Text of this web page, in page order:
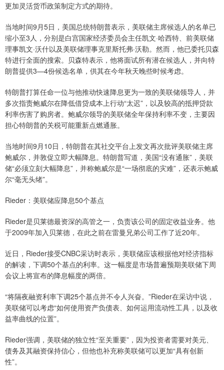
更加灵活货币政策制定方式的期待。
当地时间9月5日，美国总统特朗普表示，美联储主席候选人的名单已
缩小至3人，分别是白宫国家经济委员会主任凯文·哈西特、前美联储
理事凯文·沃什以及美联储理事克里斯托弗·沃勒。然而，他已委托贝森
特进行全面的搜索。贝森特表示，他将面试所有潜在候选人，并向特
朗普提供3—4份候选名单，供其在今年秋天晚些时候考虑。
特朗普打算任命一位与他推动快速降息更为一致的美联储领导人，并
多次指责鲍威尔在降低借贷成本上行动“太迟”，以及较高的抵押贷款
利率伤害了购房者。鲍威尔领导的美联储全年保持利率不变，主要因
担心特朗普的关税可能重新点燃通胀。
当地时间9月10日，特朗普在其社交平台上发文再次批评美联储主席
鲍威尔，并敦促立即大幅降息。特朗普写道，美国“没有通胀”，美联
储“必须立刻大幅降息”，并称鲍威尔是“一场彻底的灾难”，还表示鲍威
尔“毫无头绪”。
Rieder：美联储应降息50个基点
Rieder是贝莱德最资深的高管之一，负责该公司的固定收益业务。他
于2009年加入贝莱德，在此之前在雷曼兄弟公司工作了近20年。
近日，Rieder接受CNBC采访时表示，美联储应该根据他对经济指标
的解读，下调50个基点的利率。这一幅度是市场普遍预期美联储下周
会议上将宣布的降息幅度的两倍。
“将隔夜融资利率下调25个基点并不令人兴奋。”Rieder在采访中说，
美联储可以考虑“如何使用资产负债表、如何运用流动性工具，以及收
益率曲线的位置”。
Rieder强调，美联储的独立性“至关重要”，因为投资者需要对美元、
债务及其融资保持信心，但他也补充称美联储可以更加“具有创新
性”。